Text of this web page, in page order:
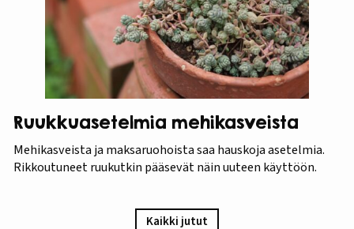
Ruukkuasetelmia mehikasveista
Mehikasveista ja maksaruohoista saa hauskoja asetelmia.
Rikkoutuneet ruukutkin pääsevät näin uuteen käyttöön.
Kaikki jutut